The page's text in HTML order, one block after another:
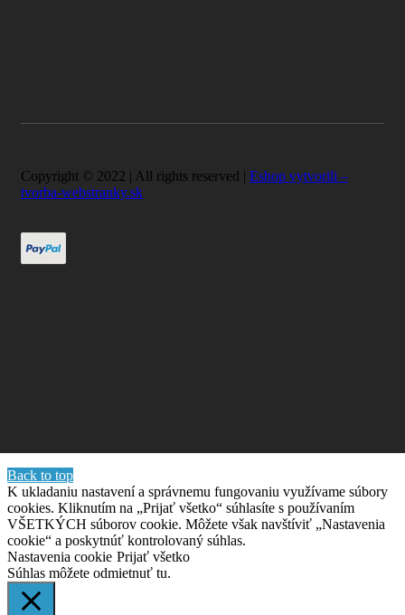
Copyright © 2022 | All rights reserved | Eshop vytvorili –
tvorba-webstranky.sk
Back to top
K ukladaniu nastavení a správnemu fungovaniu využívame súbory
cookies. Kliknutím na „Prijať všetko“ súhlasíte s používaním
VŠETKÝCH súborov cookie. Môžete však navštíviť „Nastavenia
cookie“ a poskytnúť kontrolovaný súhlas.
Nastavenia cookie Prijať všetko
Súhlas môžete odmietnuť tu.